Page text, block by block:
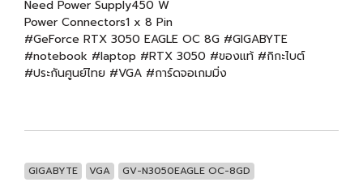
Need Power Supply450 W
Power Connectors1 x 8 Pin
#GeForce RTX 3050 EAGLE OC 8G #GIGABYTE
#notebook #laptop #RTX 3050 #ของแท้ #กิกะไบต์
#ประกันศูนย์ไทย #VGA #การ์ดจอเกมมิ่ง
GIGABYTE VGA GV-N3050EAGLE OC-8GD